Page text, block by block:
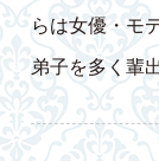
らは女優・モ
弟子を多く輩